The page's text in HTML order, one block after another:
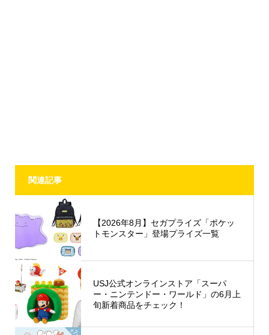
関連記事
【2026年8月】セガプライズ「ポケッ
トモンスター」登場プライズ一覧
USJ公式オンラインストア「スーパ
ー・ニンテンドー・ワールド」の6月上
旬新着商品をチェック！